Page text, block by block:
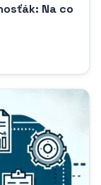
Na co